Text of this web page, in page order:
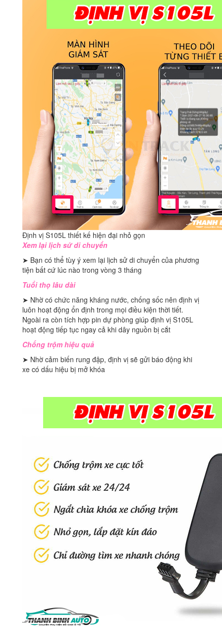
Định vị S105L thiết kế hiện đại nhỏ gọn
Xem lại lịch sử di chuyển
➤ Bạn có thể tùy ý xem lại lịch sử di chuyển của phương
tiện bất cứ lúc nào trong vòng 3 tháng
Tuổi thọ lâu dài
➤ Nhờ có chức năng kháng nước, chống sốc nên định vị
luôn hoạt động ổn định trong mọi điều kiện thời tiết.
Ngoài ra còn tích hợp pin dự phòng giúp định vị S105L
hoạt động tiếp tục ngay cả khi dây nguồn bị cắt
Chống trộm hiệu quả
➤ Nhờ cảm biến rung đập, định vị sẽ gửi báo động khi
xe có dấu hiệu bị mở khóa